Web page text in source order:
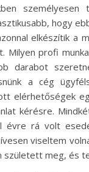
személyesen
hogy
elkészítik a
Milyen profi
darabot
a cég
elérhetőségek
kérésre.
évre rá volt
viseltem
született meg, és